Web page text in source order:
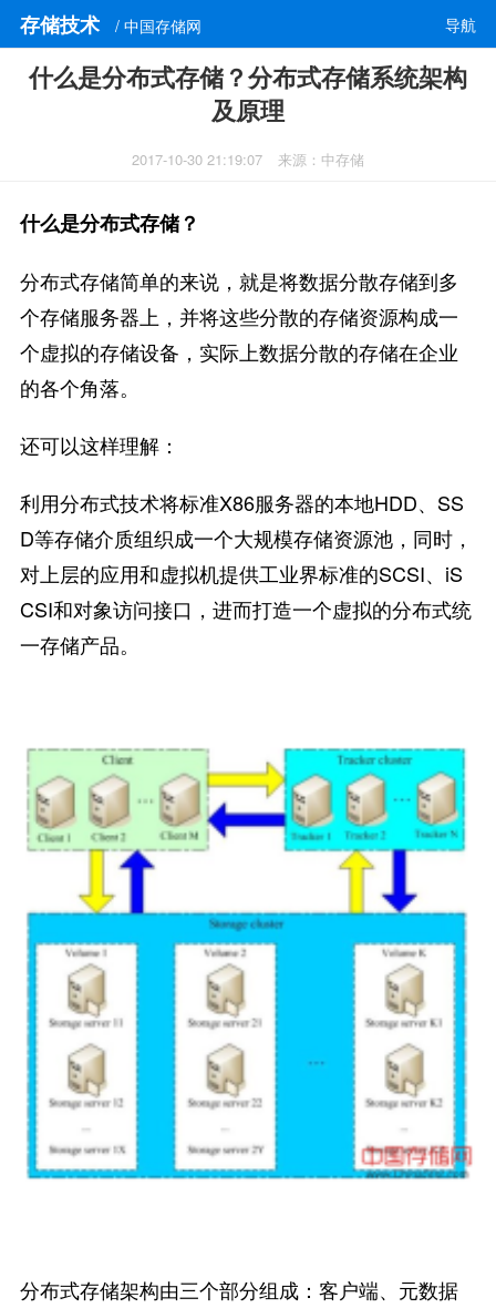
存储技术 / 中国存储网 导航
什么是分布式存储？分布式存储系统架构
及原理
2017-10-30 21:19:07 来源：中存储
什么是分布式存储？
分布式存储简单的来说，就是将数据分散存储到多
个存储服务器上，并将这些分散的存储资源构成一
个虚拟的存储设备，实际上数据分散的存储在企业
的各个角落。
还可以这样理解：
利用分布式技术将标准X86服务器的本地HDD、SS
D等存储介质组织成一个大规模存储资源池，同时，
对上层的应用和虚拟机提供工业界标准的SCSI、iS
CSI和对象访问接口，进而打造一个虚拟的分布式统
一存储产品。
分布式存储架构由三个部分组成：客户端、元数据